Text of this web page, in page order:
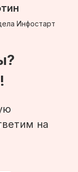
Инфостарт
на